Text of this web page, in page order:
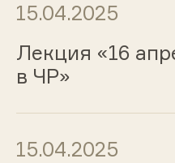
15.04.2025
Лекция «16
в ЧР»
15.04.2025